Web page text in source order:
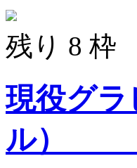
残り 8 枠
現役グ
ル